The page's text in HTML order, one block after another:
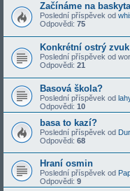
Začínáme na
Poslední příspěvek od
Odpovědi: 75
Konkrétní ostrý
Poslední příspěvek od
Odpovědi: 21
Basová škola?
Poslední příspěvek od
Odpovědi: 10
basa to kazí?
Poslední příspěvek od
Odpovědi: 68
Hraní osmin
Poslední příspěvek od
Odpovědi: 9